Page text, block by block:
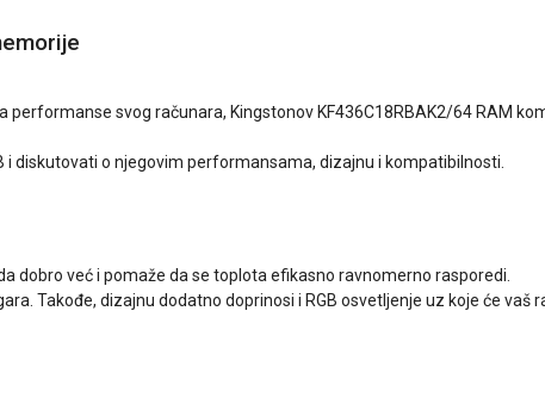
svog računara, Kingstonov KF436C18RBAK2/64 RAM
diskutovati o njegovim performansama, dizajnu i kompatibilnosti.
dobro već i pomaže da se toplota efikasno ravnomerno rasporedi.
Takođe, dizajnu dodatno doprinosi i RGB osvetljenje uz koje će vaš